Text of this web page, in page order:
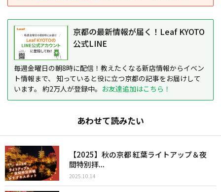
京都の最新情報が届く！Leaf KYOTO
公式LINE
毎週金曜日の朝8時に配信！教えたくなる新店情報からイベン
ト情報まで、 知っていると役に立つ京都の記事をお届けして
います。 約2万人が登録中。 お友達追加はこちら！
あわせて読みたい
【2025】秋の京都 紅葉ライトアップ＆夜
間特別拝...
2025.10.14